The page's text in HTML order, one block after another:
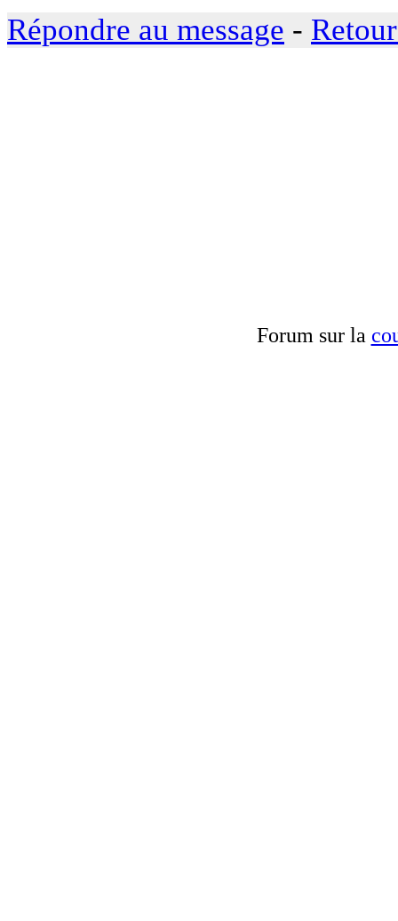
Répondre au message -
Forum sur la